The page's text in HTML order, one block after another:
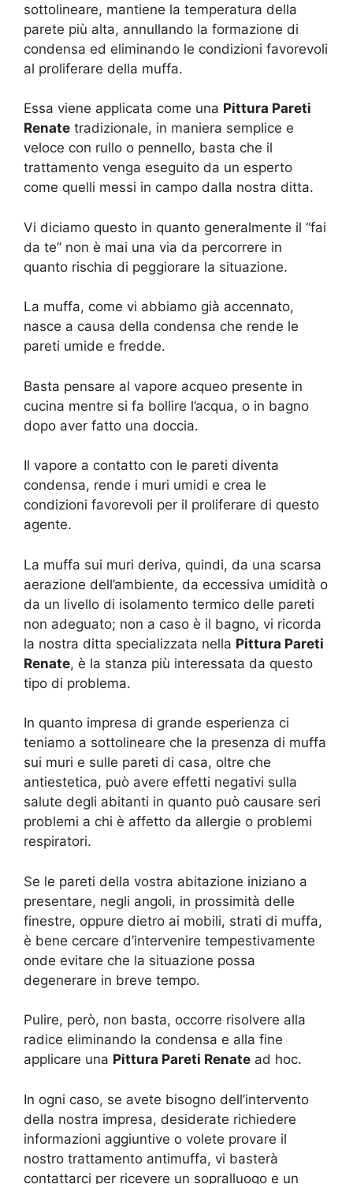
sottolineare, mantiene la temperatura della
parete più alta, annullando la formazione di
condensa ed eliminando le condizioni favorevoli
al proliferare della muffa.
Essa viene applicata come una Pittura Pareti
Renate tradizionale, in maniera semplice e
veloce con rullo o pennello, basta che il
trattamento venga eseguito da un esperto
come quelli messi in campo dalla nostra ditta.
Vi diciamo questo in quanto generalmente il “fai
da te” non è mai una via da percorrere in
quanto rischia di peggiorare la situazione.
La muffa, come vi abbiamo già accennato,
nasce a causa della condensa che rende le
pareti umide e fredde.
Basta pensare al vapore acqueo presente in
cucina mentre si fa bollire l’acqua, o in bagno
dopo aver fatto una doccia.
Il vapore a contatto con le pareti diventa
condensa, rende i muri umidi e crea le
condizioni favorevoli per il proliferare di questo
agente.
La muffa sui muri deriva, quindi, da una scarsa
aerazione dell’ambiente, da eccessiva umidità o
da un livello di isolamento termico delle pareti
non adeguato; non a caso è il bagno, vi ricorda
la nostra ditta specializzata nella Pittura Pareti
Renate, è la stanza più interessata da questo
tipo di problema.
In quanto impresa di grande esperienza ci
teniamo a sottolineare che la presenza di muffa
sui muri e sulle pareti di casa, oltre che
antiestetica, può avere effetti negativi sulla
salute degli abitanti in quanto può causare seri
problemi a chi è affetto da allergie o problemi
respiratori.
Se le pareti della vostra abitazione iniziano a
presentare, negli angoli, in prossimità delle
finestre, oppure dietro ai mobili, strati di muffa,
è bene cercare d’intervenire tempestivamente
onde evitare che la situazione possa
degenerare in breve tempo.
Pulire, però, non basta, occorre risolvere alla
radice eliminando la condensa e alla fine
applicare una Pittura Pareti Renate ad hoc.
In ogni caso, se avete bisogno dell’intervento
della nostra impresa, desiderate richiedere
informazioni aggiuntive o volete provare il
nostro trattamento antimuffa, vi basterà
contattarci per ricevere un sopralluogo e un